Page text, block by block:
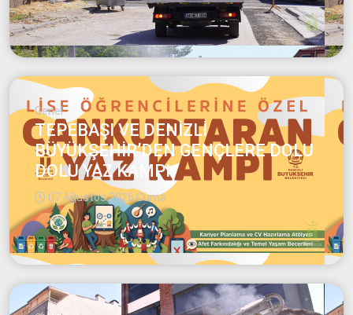
Genel
TEPEBAŞI VE DENİZLİ
BÜYÜKŞEHİR’DEN GENÇLERE DOLU
DOLU YAZ KAMPI
07 Ağustos 2026 Cuma